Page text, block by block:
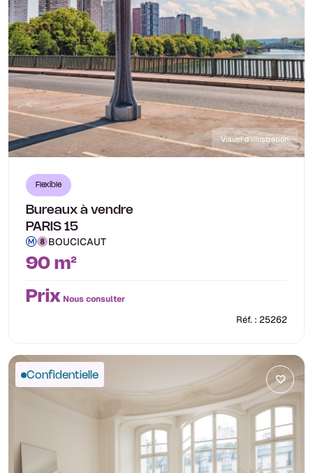
Visuel d'illustration
Flexible
Bureaux à vendre
PARIS 15
BOUCICAUT
90 m²
Prix Nous consulter
Réf. : 25262
Confidentielle